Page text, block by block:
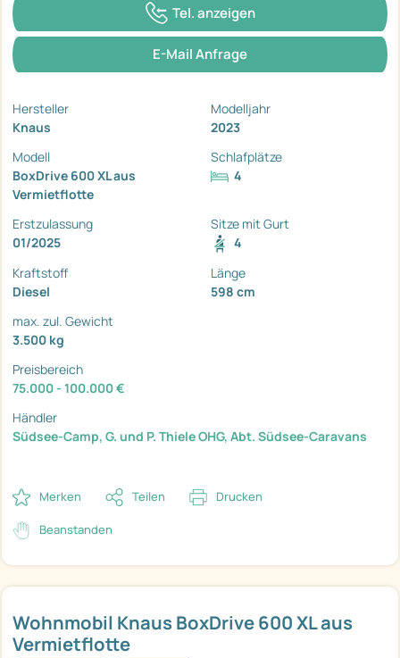
Wohnmobil Knaus BoxDrive 600 XL aus
Vermietflotte
Tel. anzeigen
E-Mail Anfrage
Hersteller
Knaus
Modelljahr
2023
Modell
BoxDrive 600 XL aus
Vermietflotte
Schlafplätze
4
Erstzulassung
01/2025
Sitze mit Gurt
4
Kraftstoff
Diesel
Länge
598 cm
max. zul. Gewicht
3.500 kg
Preisbereich
75.000 - 100.000 €
Händler
Südsee-Camp, G. und P. Thiele OHG, Abt. Südsee-Caravans
Merken Teilen Drucken
Beanstanden